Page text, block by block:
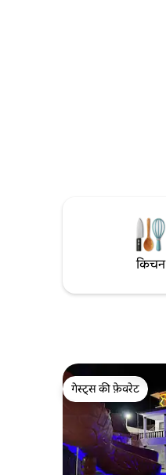
किचन
गेस्ट्स की फ़ेवरेट
गेस्ट्स की फ़ेवरेट